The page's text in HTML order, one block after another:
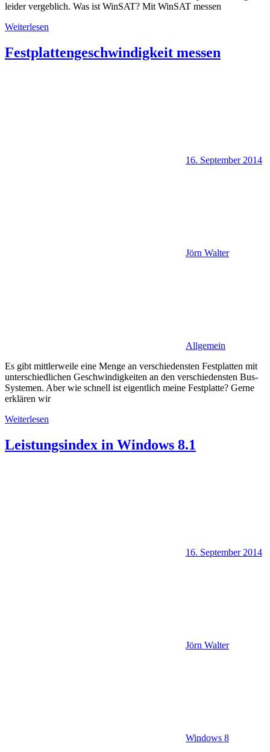
leider vergeblich. Was ist WinSAT? Mit WinSAT messen
Weiterlesen
Festplattengeschwindigkeit messen
16. September 2014
Jörn Walter
Allgemein
Es gibt mittlerweile eine Menge an verschiedensten Festplatten mit
unterschiedlichen Geschwindigkeiten an den verschiedensten Bus-
Systemen. Aber wie schnell ist eigentlich meine Festplatte? Gerne
erklären wir
Weiterlesen
Leistungsindex in Windows 8.1
16. September 2014
Jörn Walter
Windows 8